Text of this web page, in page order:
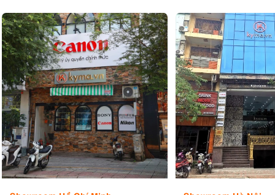
Thiết kế mặt trước của Canon R10